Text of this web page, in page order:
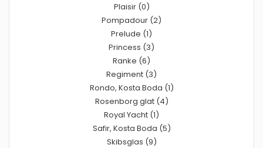
Plaisir (0)
Pompadour (2)
Prelude (1)
Princess (3)
Ranke (6)
Regiment (3)
Rondo, Kosta Boda (1)
Rosenborg glat (4)
Royal Yacht (1)
Safir, Kosta Boda (5)
Skibsglas (9)